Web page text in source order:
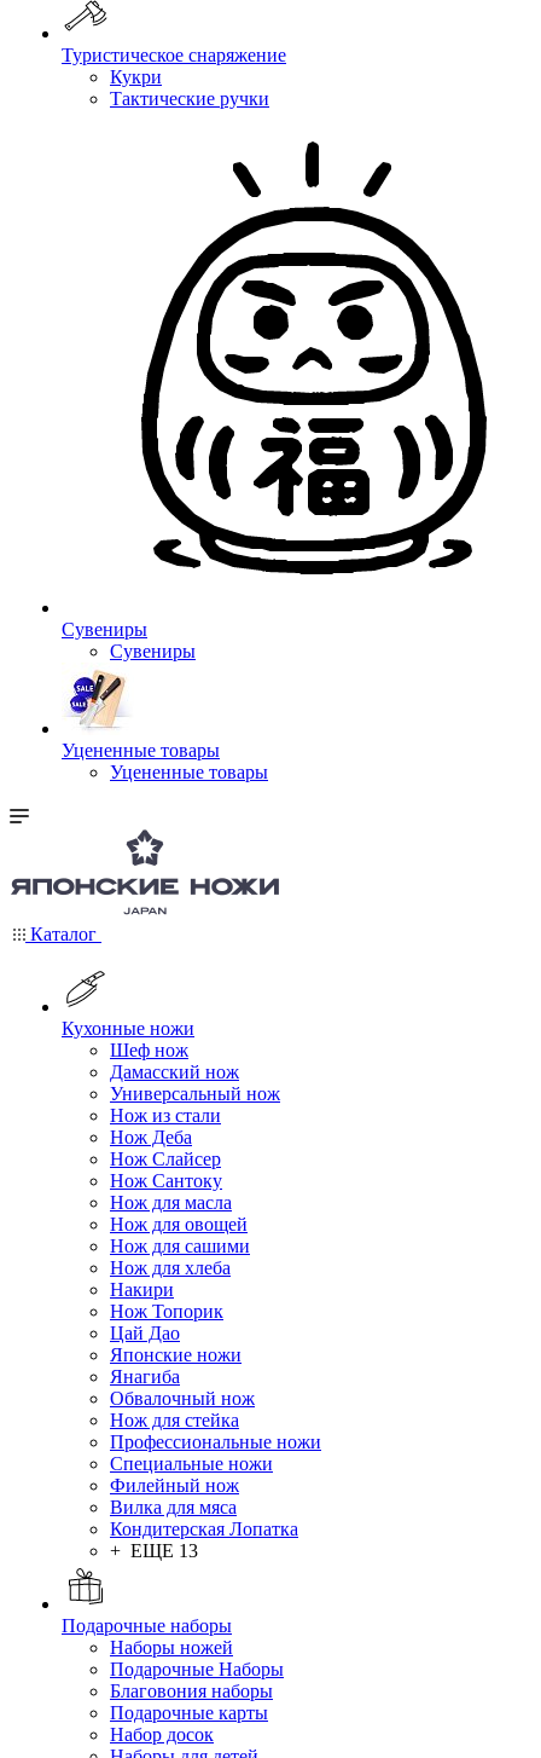
Туристическое снаряжение
Кукри
Тактические ручки
Сувениры
Сувениры
Уцененные товары
Уцененные товары
Каталог
Кухонные ножи
Шеф нож
Дамасский нож
Универсальный нож
Нож из стали
Нож Деба
Нож Слайсер
Нож Сантоку
Нож для масла
Нож для овощей
Нож для сашими
Нож для хлеба
Накири
Нож Топорик
Цай Дао
Японские ножи
Янагиба
Обвалочный нож
Нож для стейка
Профессиональные ножи
Специальные ножи
Филейный нож
Вилка для мяса
Кондитерская Лопатка
+ ЕЩЕ 13
Подарочные наборы
Наборы ножей
Подарочные Наборы
Благовония наборы
Подарочные карты
Набор досок